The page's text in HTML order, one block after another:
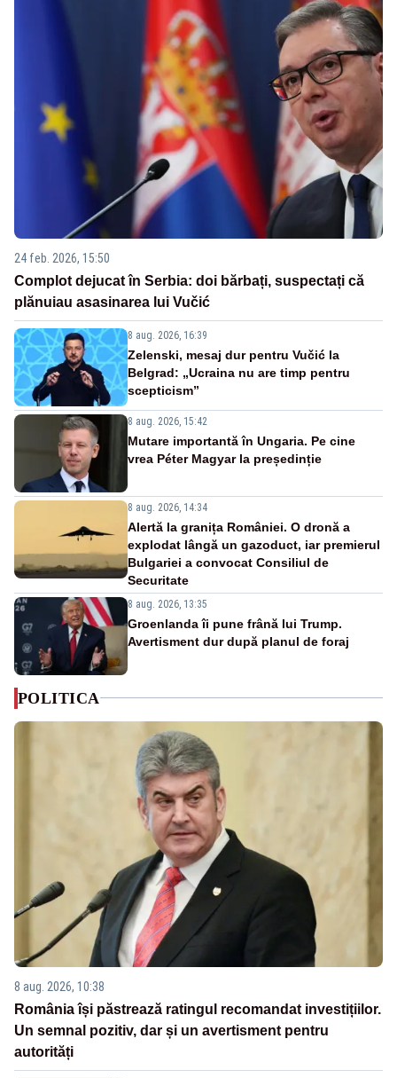
24 feb. 2026, 15:50
Complot dejucat în Serbia: doi bărbați, suspectați că
plănuiau asasinarea lui Vučić
8 aug. 2026, 16:39
Zelenski, mesaj dur pentru Vučić la
Belgrad: „Ucraina nu are timp pentru
scepticism”
8 aug. 2026, 15:42
Mutare importantă în Ungaria. Pe cine
vrea Péter Magyar la președinție
8 aug. 2026, 14:34
Alertă la granița României. O dronă a
explodat lângă un gazoduct, iar premierul
Bulgariei a convocat Consiliul de
Securitate
8 aug. 2026, 13:35
Groenlanda îi pune frână lui Trump.
Avertisment dur după planul de foraj
POLITICA
8 aug. 2026, 10:38
România își păstrează ratingul recomandat investițiilor.
Un semnal pozitiv, dar și un avertisment pentru
autorități